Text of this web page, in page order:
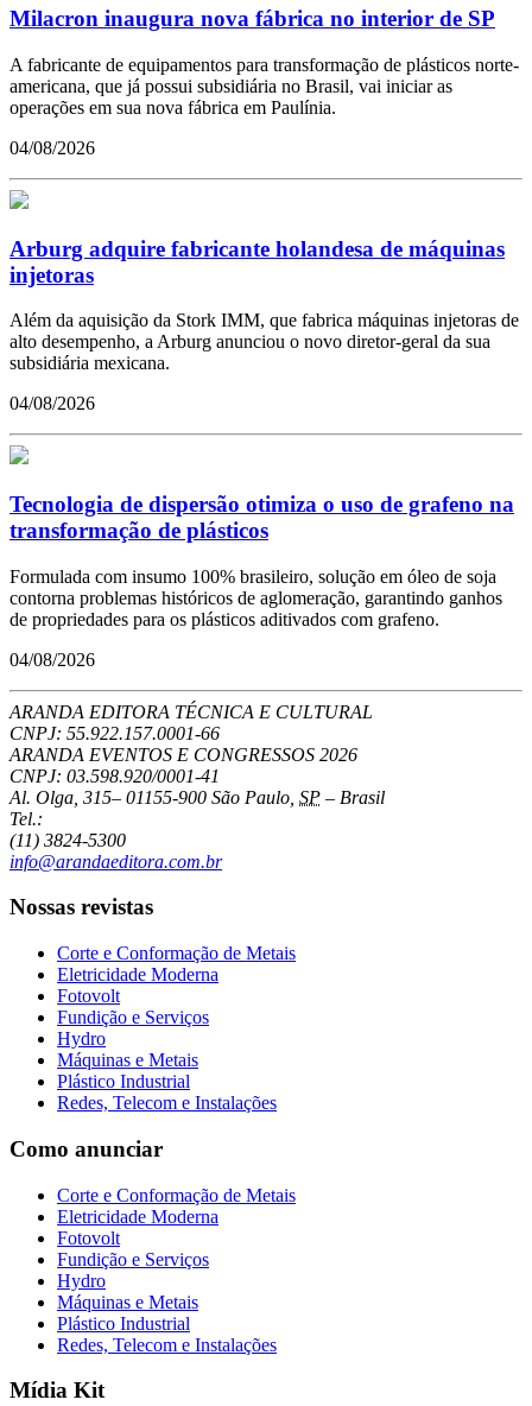
Milacron inaugura nova fábrica no interior de SP
A fabricante de equipamentos para transformação de plásticos norte-
americana, que já possui subsidiária no Brasil, vai iniciar as
operações em sua nova fábrica em Paulínia.
04/08/2026
Arburg adquire fabricante holandesa de máquinas
injetoras
Além da aquisição da Stork IMM, que fabrica máquinas injetoras de
alto desempenho, a Arburg anunciou o novo diretor-geral da sua
subsidiária mexicana.
04/08/2026
Tecnologia de dispersão otimiza o uso de grafeno na
transformação de plásticos
Formulada com insumo 100% brasileiro, solução em óleo de soja
contorna problemas históricos de aglomeração, garantindo ganhos
de propriedades para os plásticos aditivados com grafeno.
04/08/2026
ARANDA EDITORA TÉCNICA E CULTURAL
CNPJ: 55.922.157.0001-66
ARANDA EVENTOS E CONGRESSOS 2026
CNPJ: 03.598.920/0001-41
Al. Olga, 315– 01155-900 São Paulo SP – Brasil
Tel.:
(11) 3824-5300
info@arandaeditora.com.br
Nossas revistas
Corte e Conformação de Metais
Eletricidade Moderna
Fotovolt
Fundição e Serviços
Hydro
Máquinas e Metais
Plástico Industrial
Redes, Telecom e Instalações
Como anunciar
Corte e Conformação de Metais
Eletricidade Moderna
Fotovolt
Fundição e Serviços
Hydro
Máquinas e Metais
Plástico Industrial
Redes, Telecom e Instalações
Mídia Kit